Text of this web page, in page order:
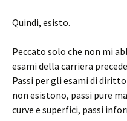
Quindi, esisto.
Peccato solo che non mi
esami della carriera
Passi per gli esami di
non esistono, passi pure
curve e superfici, passi